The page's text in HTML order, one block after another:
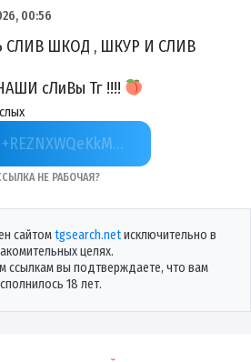
00:56
СЛИВ ШКОД , ШКУР И СЛИВ
сЛиВы Тг !!!!
+REZNXWQeKkM4NjEy
не рабочая?
сайтомtgsearch.netисключительно в
целях.
ссылкам вы подтверждаете, что вам
18 лет.